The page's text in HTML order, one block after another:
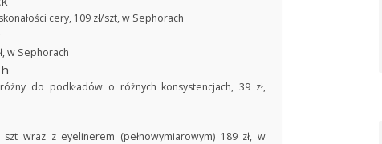
cery, 109 zł/szt, w Sephorach
w Sephorach
do podkładów o różnych konsystencjach, 39 zł,
wraz z eyelinerem (pełnowymiarowym) 189 zł, w